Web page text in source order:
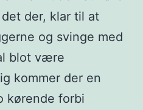
der, klar til at
og svinge med
blot være
kommer der en
kørende forbi